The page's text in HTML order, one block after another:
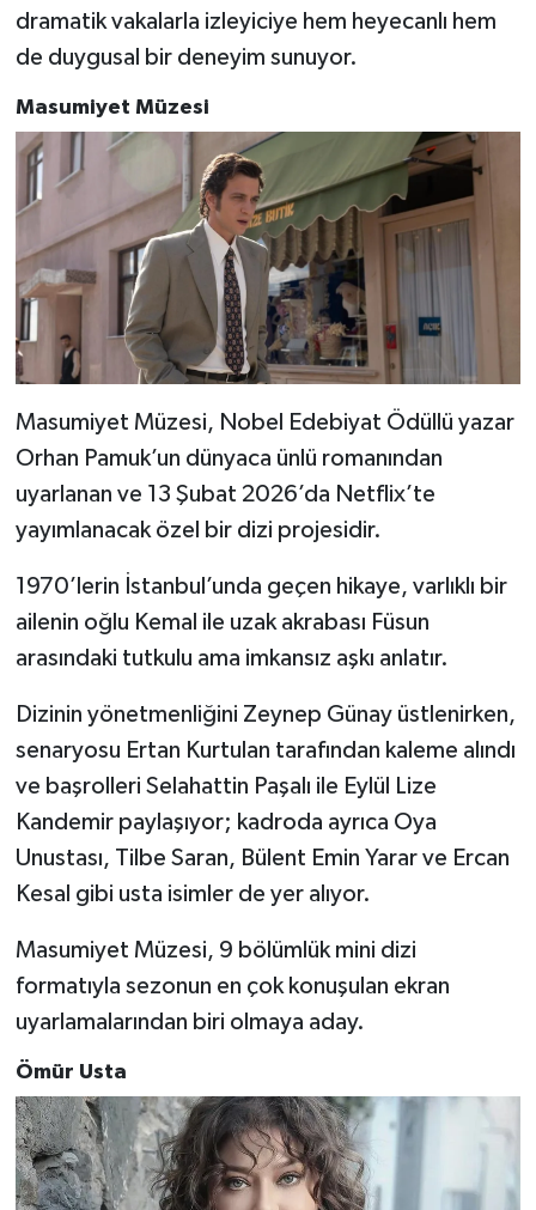
dramatik vakalarla izleyiciye hem heyecanlı hem
de duygusal bir deneyim sunuyor.
Masumiyet Müzesi
Masumiyet Müzesi, Nobel Edebiyat Ödüllü yazar
Orhan Pamuk’un dünyaca ünlü romanından
uyarlanan ve 13 Şubat 2026’da Netflix’te
yayımlanacak özel bir dizi projesidir.
1970’lerin İstanbul’unda geçen hikaye, varlıklı bir
ailenin oğlu Kemal ile uzak akrabası Füsun
arasındaki tutkulu ama imkansız aşkı anlatır.
Dizinin yönetmenliğini Zeynep Günay üstlenirken,
senaryosu Ertan Kurtulan tarafından kaleme alındı
ve başrolleri Selahattin Paşalı ile Eylül Lize
Kandemir paylaşıyor; kadroda ayrıca Oya
Unustası, Tilbe Saran, Bülent Emin Yarar ve Ercan
Kesal gibi usta isimler de yer alıyor.
Masumiyet Müzesi, 9 bölümlük mini dizi
formatıyla sezonun en çok konuşulan ekran
uyarlamalarından biri olmaya aday.
Ömür Usta